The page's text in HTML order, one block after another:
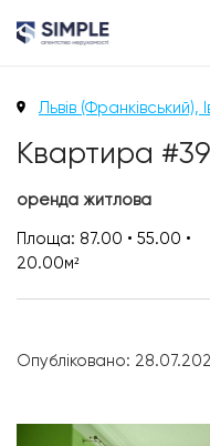
Львів (Франківський),
Квартира
оренда житлова
Площа: 87.00 • 55.00 •
20.00м²
Опубліковано: